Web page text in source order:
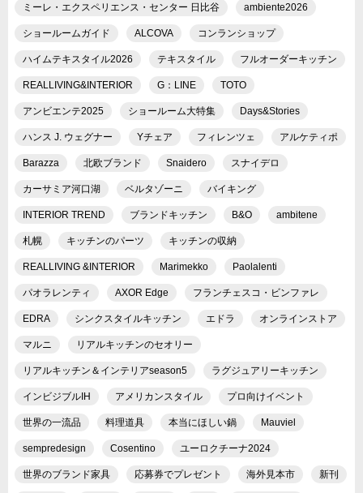
ミーレ・エクスペリエンス・センター 日比谷 ambiente2026
ショールームガイド ALCOVA コンランショップ
ハイムテキスタイル2026 テキスタイル フルオーダーキッチン
REALLIVING&INTERIOR G：LINE TOTO
アンビエンテ2025 ショールーム大特集 Days&Stories
ハンス J. ウェグナー Yチェア フィレンツェ アルケティポ
Barazza 北欧ブランド Snaidero スナイデロ
カーサミア河口湖 ベルタゾーニ バイキング
INTERIOR TREND ブランドキッチン B&O ambitene
札幌 キッチンのパーツ キッチンの収納
REALLIVING &INTERIOR Marimekko Paolalenti
パオラレンティ AXOR Edge フランチェスコ・ビンファレ
EDRA シンクスタイルキッチン エドラ オンラインストア
マルニ リアルキッチンのセオリー
リアルキッチン＆インテリアseason5 ラグジュアリーキッチン
インビジブルIH アメリカンスタイル プロ向けイベント
世界の一流品 料理道具 本当にほしい鍋 Mauviel
sempredesign Cosentino ユーロクチーナ2024
世界のブランド家具 応募券でプレゼント 海外見本市 新刊